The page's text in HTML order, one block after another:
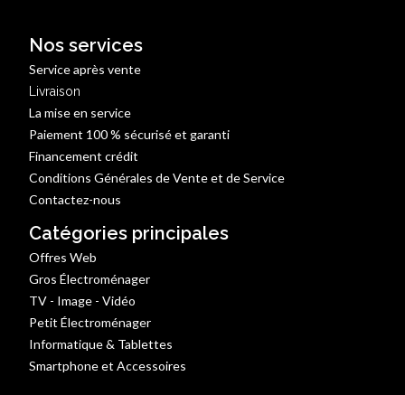
Nos services
Service après vente
Livraison
La mise en service
Paiement 100 % sécurisé et garanti
Financement crédit
Conditions Générales de Vente et de Service
Contactez-nous
Catégories principales
Offres Web
Gros Électroménager
TV - Image - Vidéo
Petit Électroménager
Informatique & Tablettes
Smartphone et Accessoires